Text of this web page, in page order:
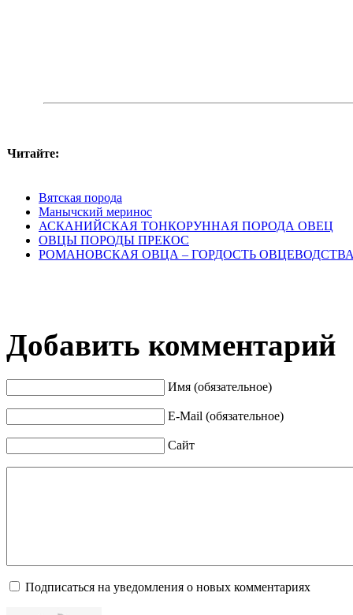
Читайте:
Вятская порода
Манычский меринос
АСКАНИЙСКАЯ ТОНКОРУННАЯ ПОРОДА ОВЕЦ
ОВЦЫ ПОРОДЫ ПРЕКОС
РОМАНОВСКАЯ ОВЦА – ГОРДОСТЬ
Добавить комментарий
Имя (обязательное)
E-Mail (обязательное)
Сайт
Подписаться на уведомления о новых комментариях